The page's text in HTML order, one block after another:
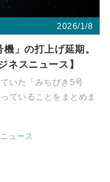
2026/1/8
」の打上げ延期。
ネスニュース】
いた「みちびき5号
ていることをまとめま
ュース